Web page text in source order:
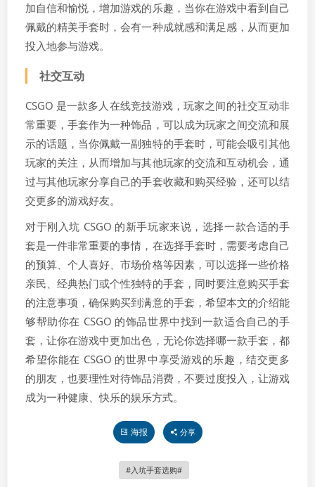
加自信和愉悦，增加游戏的乐趣，当你在游戏中看到自己
佩戴的精美手套时，会有一种成就感和满足感，从而更加
投入地参与游戏。
社交互动
CSGO 是一款多人在线竞技游戏，玩家之间的社交互动非
常重要，手套作为一种饰品，可以成为玩家之间交流和展
示的话题，当你佩戴一副独特的手套时，可能会吸引其他
玩家的关注，从而增加与其他玩家的交流和互动机会，通
过与其他玩家分享自己的手套收藏和购买经验，还可以结
交更多的游戏好友。
对于刚入坑 CSGO 的新手玩家来说，选择一款合适的手
套是一件非常重要的事情，在选择手套时，需要考虑自己
的预算、个人喜好、市场价格等因素，可以选择一些价格
亲民、经典热门或个性独特的手套，同时要注意购买手套
的注意事项，确保购买到满意的手套，希望本文的介绍能
够帮助你在 CSGO 的饰品世界中找到一款适合自己的手
套，让你在游戏中更加出色，无论你选择哪一款手套，都
希望你能在 CSGO 的世界中享受游戏的乐趣，结交更多
的朋友，也要理性对待饰品消费，不要过度投入，让游戏
成为一种健康、快乐的娱乐方式。
海报 分享
入坑手套选购